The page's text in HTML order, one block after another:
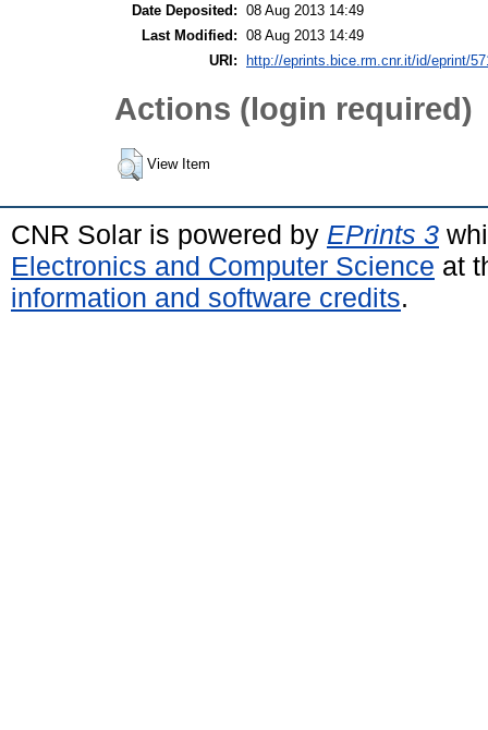
Date Deposited: 08 Aug 2013 14:49
Last Modified: 08 Aug 2013 14:49
URI:
http://eprints.bice.rm.cnr.it/id/eprint/
Actions (login required)
View Item
CNR Solar is powered by EPrints 3
Electronics and Computer Science at
information and software credits.